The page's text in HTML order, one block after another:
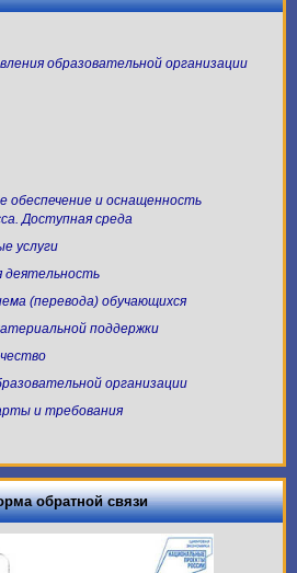
образовательной организации
обеспечение и оснащенность
Доступная среда
услуги
деятельность
(перевода) обучающихся
поддержки
организации
и требования
обратной связи